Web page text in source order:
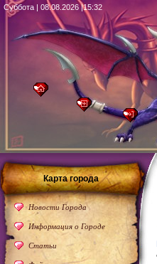
Суббота | 08.08.2026 |15:32
Карта города
Новости Города
Информация о Городе
Статьи